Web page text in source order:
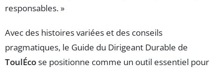
responsables. »
Avec des histoires variées et des conseils
pragmatiques, le Guide du Dirigeant Durable de
ToulÉcose positionne comme un outil essentiel pour